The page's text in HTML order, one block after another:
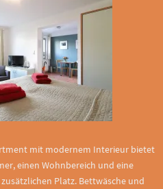
mit modernem Interieur bietet
einen Wohnbereich und eine
Platz. Bettwäsche und